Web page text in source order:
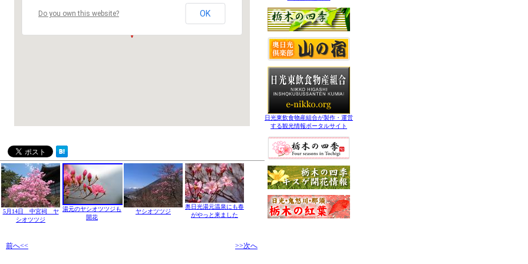
Do you own this website? OK
5月14日 中宮祠 ヤ
シオツツジ
湯元のヤシオツツジも
開花
ヤシオツツジ
奥日光湯元温泉にも春
がやっと来ました
前へ<< >>次へ
日光東飲食物産組合が製作・運営
する観光情報ポータルサイト